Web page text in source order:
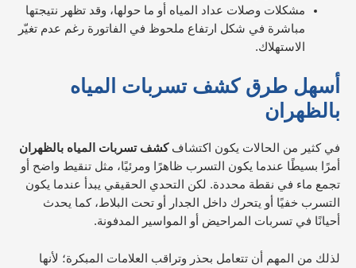
مشكلات وصلات عداد المياه أو ما حولها، وقد تظهر نتيجتها
مباشرة في شكل ارتفاع ملحوظ في الفاتورة رغم عدم تغيّر
الاستهلاك.
أسهل طرق كشف تسربات المياه
بالظهران
في كثير من الحالات يكون اكتشافكشف تسربات المياه بالظهران
أمرًا بسيطًا عندما يكون التسرب ظاهرًا ومرئيًا، مثل تنقيط واضح أو
تجمع ماء في نقطة محددة. لكن التحدي الحقيقي يبدأ عندما يكون
التسرب خفيًا أو يتحرك داخل الجدار أو تحت البلاط، كما يحدث
أحيانًا في تسربات المراحيض أو المواسير المدفونة.
لذلك من المهم أن تتعامل بحذر وتراقب العلامات المبكرة؛ لأنها